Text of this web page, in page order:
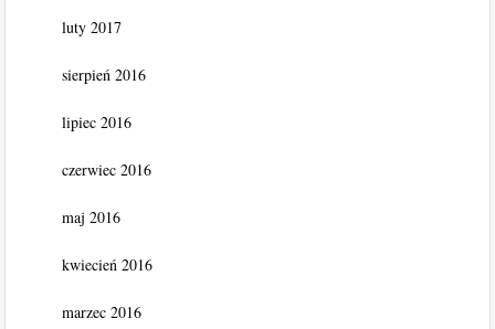
luty 2017
sierpień 2016
lipiec 2016
czerwiec 2016
maj 2016
kwiecień 2016
marzec 2016